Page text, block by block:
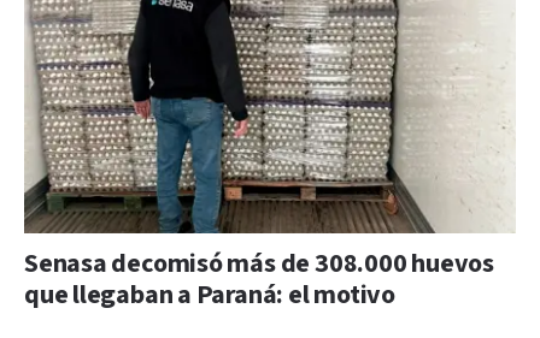
Senasa decomisó más de 308.000 huevos
que llegaban a Paraná: el motivo